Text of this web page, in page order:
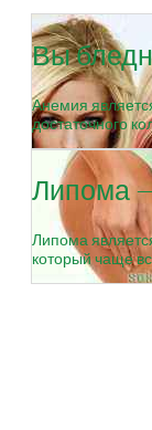
Вы
Анемия
достаточного
Липома
Липома
который чаще